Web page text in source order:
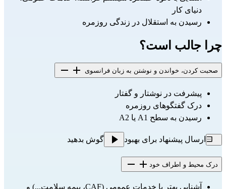
دنیای کار
رسیدن به استقلال در زندگی روزمره
چرا جالب است؟
صحبت کردن، خواندن و نوشتن به زبان فرانسوی
پیشرفت در نوشتار و گفتار
درک گفتگوهای روزمره
رسیدن به سطح A1 یا A2
ارسال پیشنهاد برای بهبود گوش بدهید
درک محیط و اطراف خود